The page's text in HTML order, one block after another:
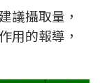
議攝取量，
用的報導，